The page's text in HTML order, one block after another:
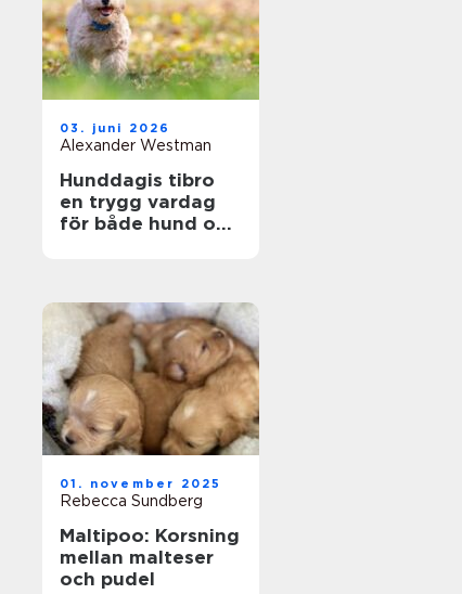
03. juni 2026
Alexander Westman
Hunddagis tibro
en trygg vardag
för både hund och
01. november 2025
Rebecca Sundberg
Maltipoo: Korsning
mellan malteser
och pudel